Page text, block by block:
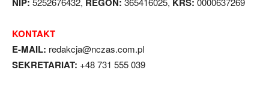
KONTAKT
E-MAIL: redakcja@nczas.com.pl
SEKRETARIAT: +48 731 555 039